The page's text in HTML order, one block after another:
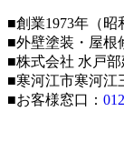
■創業1973年（昭
■外壁塗装・屋根
■株式会社 水戸部
■寒河江市寒河江
■お客様窓口：